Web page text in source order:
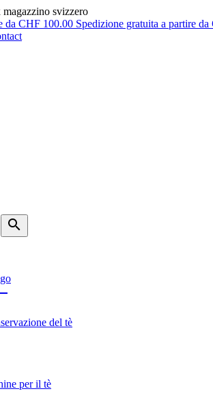
magazzino svizzero
Spedizione gratuita a partire

del tè
per il tè